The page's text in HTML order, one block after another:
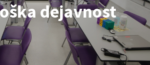
dejavnost